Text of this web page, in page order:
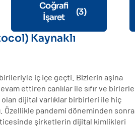
Coğrafi
İşaret
(3)
Kaynaklı
iç içe geçti. Bizlerin aşina
ettiren canlılar ile sıfır ve birlerle
dijital varlıklar birbirleri ile hiç
Özellikle pandemi döneminden sonra
şirketlerin dijital kimlikleri